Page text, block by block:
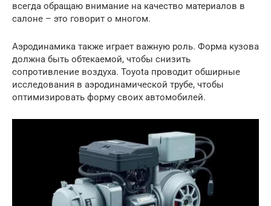
всегда обращаю внимание на качество материалов в
салоне – это говорит о многом.
Аэродинамика также играет важную роль. Форма кузова
должна быть обтекаемой, чтобы снизить
сопротивление воздуха. Toyota проводит обширные
исследования в аэродинамической трубе, чтобы
оптимизировать форму своих автомобилей.